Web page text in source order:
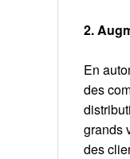
2.
En
des
grands
des